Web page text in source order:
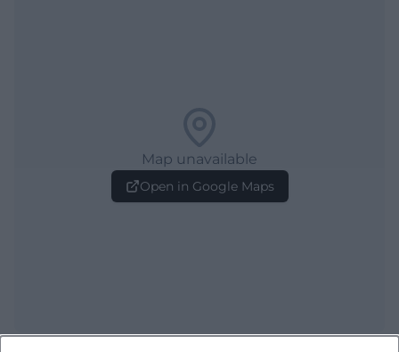
Map unavailable
Open in Google Maps